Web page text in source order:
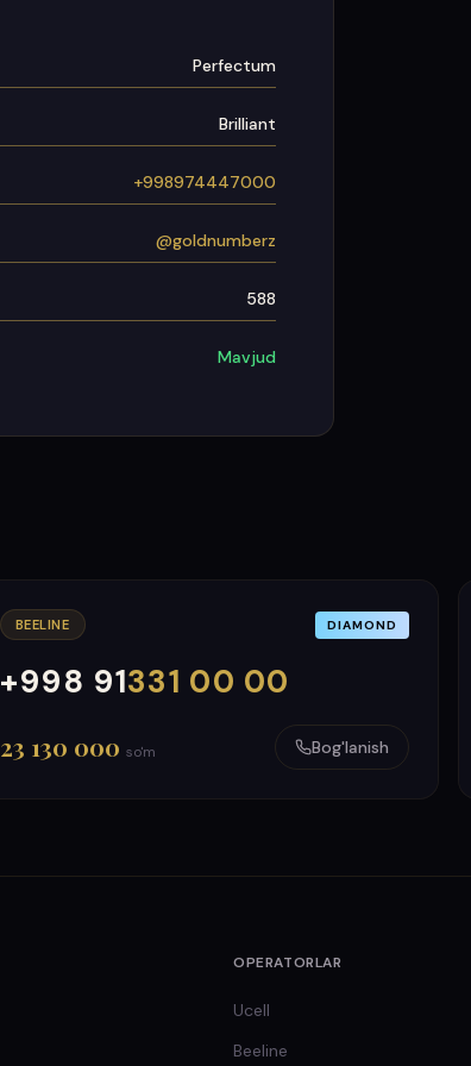
Perfectum
Brilliant
+998974447000
@goldnumberz
588
Mavjud
BEELINE DIAMOND
+998 91331 00 00
000
999
23 130 000 so'm Bog'lanish
OPERATORLAR
Ucell
Beeline